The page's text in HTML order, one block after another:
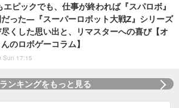
エピックでも、仕事が終われば『スパロボ』
った―『スーパーロボット大戦Z』シリーズ
くした思い出と、リマスターへの喜び【オ
のロボゲーコラム】
Sun 17:15
ランキングをもっと見る